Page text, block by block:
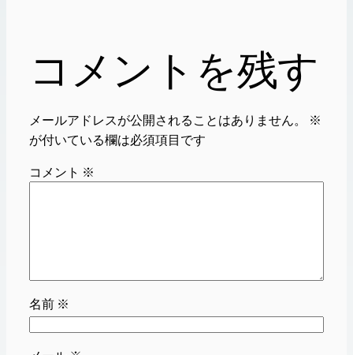
コメントを残す
メールアドレスが公開されることはありません。
※
が付いている欄は必須項目です
コメント ※
名前 ※